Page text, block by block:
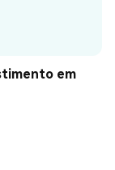
em